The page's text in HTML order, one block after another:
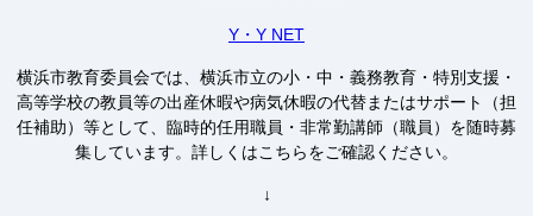
Y・Y NET
横浜市教育委員会では、横浜市立の小・中・義務教育・特別支援・
高等学校の教員等の出産休暇や病気休暇の代替またはサポート（担
任補助）等として、臨時的任用職員・非常勤講師（職員）を随時募
集しています。詳しくはこちらをご確認ください。
↓